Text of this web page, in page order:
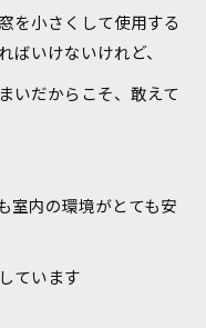
を小さくして使用する
いけないけれど、
いだからこそ、敢えて
室内の環境がとても安
ています